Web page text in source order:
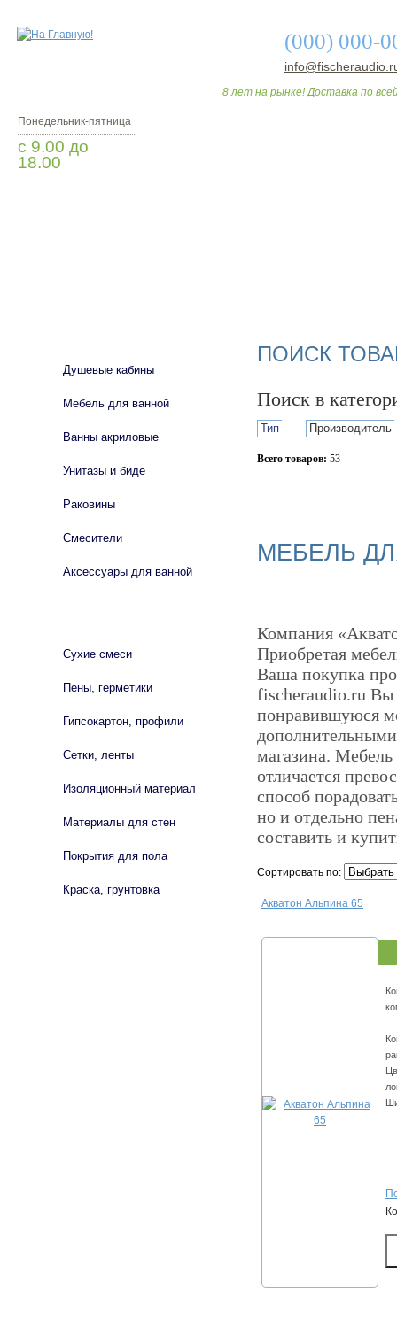
(000) 000-
8 лет на рынке! Доставка по
Понедельник-пятница
с 9.00 до
18.00
ПОИСК
Поиск в
Тип Производитель
Всего товаров: 53
МЕБЕЛЬ
Компания
Приобретая
Ваша покупка
fischeraudio.ru Вы
понравившуюся
магазина.
отличается
способ
но и отдельно
составить и
Сортировать по:
Акватон Альпина 65
Душевые кабины
Мебель для ванной
Ванны акриловые
Унитазы и биде
Раковины
Смесители
Аксессуары для ванной
Сухие смеси
Пены, герметики
Гипсокартон, профили
Сетки, ленты
Изоляционный материал
Материалы для стен
Покрытия для пола
Краска, грунтовка